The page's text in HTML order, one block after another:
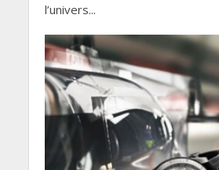
l’univers...